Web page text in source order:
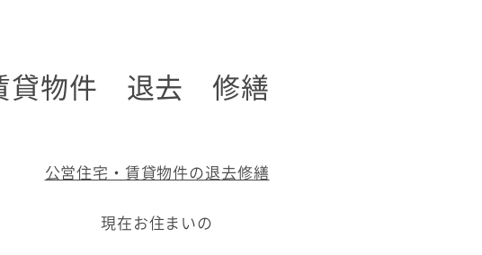
貸物件 退去 修繕
公営住宅・賃貸物件の退去修繕
現在お住まいの